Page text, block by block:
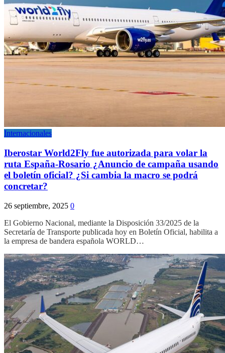
Internacionales
Iberostar World2Fly fue autorizada para volar la
ruta España-Rosario ¿Anuncio de campaña usando
el boletín oficial? ¿Si cambia la macro se podrá
concretar?
26 septiembre, 2025 0
El Gobierno Nacional, mediante la Disposición 33/2025 de la
Secretaría de Transporte publicada hoy en Boletín Oficial, habilita a
la empresa de bandera española WORLD…